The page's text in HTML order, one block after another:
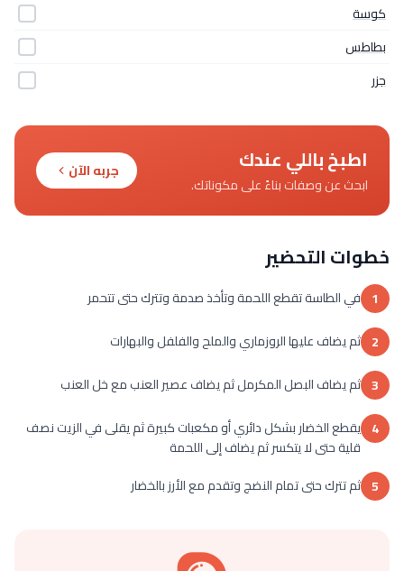
كوسة
بطاطس
جزر
اطبخ باللي عندك
ابحث عن وصفات بناءً على مكوناتك.
جربه الآن
خطوات التحضير
1 في الطاسة تقطع اللحمة وتأخذ صدمة وتترك حتى تتحمر
2 ثم يضاف عليها الروزماري والملح والفلفل والبهارات
3 ثم يضاف البصل المكرمل ثم يضاف عصير العنب مع خل العنب
4 يقطع الخضار بشكل دائري أو مكعبات كبيرة ثم يقلى في الزيت نصف
قلية حتى لا يتكسر ثم يضاف إلى اللحمة
5 ثم تترك حتى تمام النضج وتقدم مع الأرز بالخضار